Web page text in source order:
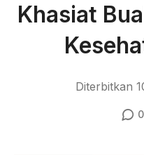
Khasiat
Diterbitkan
0